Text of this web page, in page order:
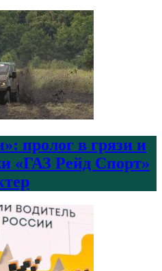
пролог в грязи и
«ГАЗ Рейд Спорт»